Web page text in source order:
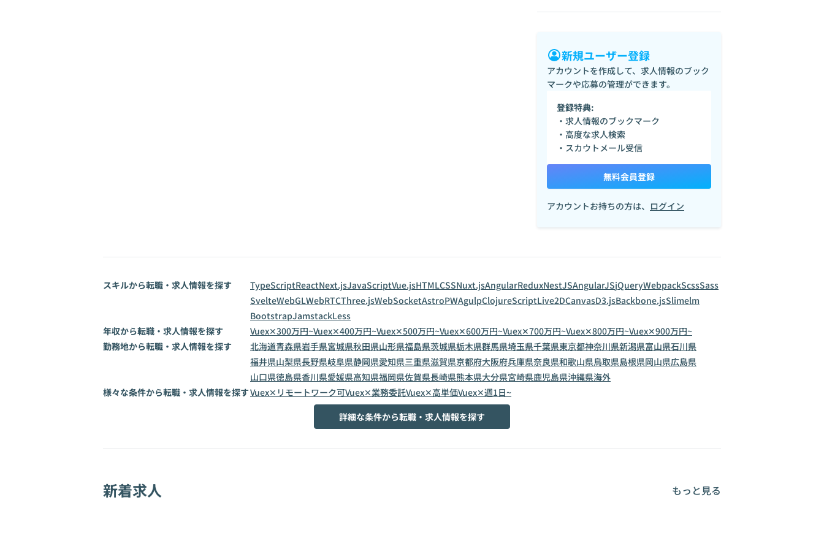
新規ユーザー登録
アカウントを作成して、求人情報のブック
マークや応募の管理ができます。
登録特典:
・求人情報のブックマーク
・高度な求人検索
・スカウトメール受信
無料会員登録
アカウントお持ちの方は、 ログイン
スキルから転職・求人情報を探す TypeScriptReactNext.jsJavaScriptVue.jsHTMLCSSNuxt.jsAngularReduxNestJSAngularJSjQueryWebpackScssSass
SvelteWebGLWebRTCThree.jsWebSocketAstroPWAgulpClojureScriptLive2DCanvasD3.jsBackbone.jsSlimelm
BootstrapJamstackLess
年収から転職・求人情報を探す
Vuex✕300万円~Vuex✕400万円~Vuex✕500万円~Vuex✕600万円~Vuex✕700万円~Vuex✕800万円~Vuex✕900万円~
勤務地から転職・求人情報を探す
北海道青森県岩手県宮城県秋田県山形県福島県茨城県栃木県群馬県埼玉県千葉県東京都神奈川県新潟県富山県石川県
福井県山梨県長野県岐阜県静岡県愛知県三重県滋賀県京都府大阪府兵庫県奈良県和歌山県鳥取県島根県岡山県広島県
山口県徳島県香川県愛媛県高知県福岡県佐賀県長崎県熊本県大分県宮崎県鹿児島県沖縄県海外
様々な条件から転職・求人情報を探すVuex✕リモートワーク可Vuex✕業務委託Vuex✕高単価Vuex✕週1日~
詳細な条件から転職・求人情報を探す
新着求人 もっと見る